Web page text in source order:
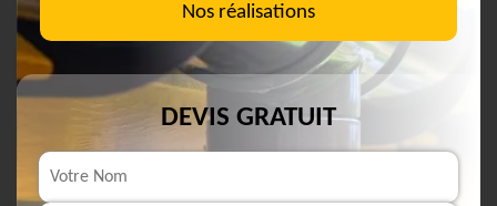
Nos réalisations
DEVIS GRATUIT